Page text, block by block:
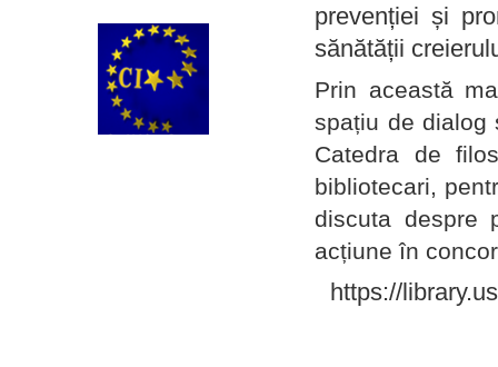
prevenției și
sănătății
Prin această
spațiu de dialog
Catedra de
bibliotecari,
discuta despre
acțiune în
https://